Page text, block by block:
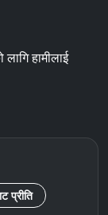
हामीलाई
प्रीति